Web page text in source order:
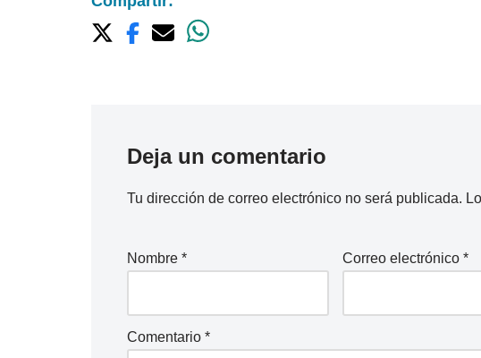
Deja un comentario
Tu dirección de correo electrónico no será publicada.
Nombre * Correo electrónico*
Comentario *